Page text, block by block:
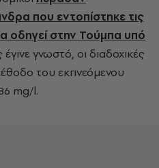
που εντοπίστηκε τις
οδηγεί στην Τούμπα υπό
γνωστό, οι διαδοχικές
του εκπνεόμενου
mg/l.